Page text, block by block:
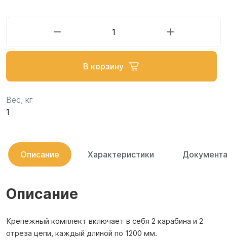
В корзину
Вес, кг
1
Описание Характеристики
Описание
Крепежный комплект включает в себя 2 карабина и 2
отреза цепи, каждый длиной по 1200 мм.